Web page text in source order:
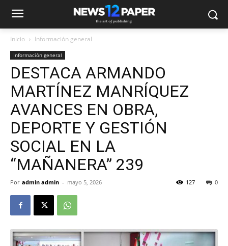
Inicio Información general
Información general
DESTACA ARMANDO
MARTÍNEZ MANRÍQUEZ
AVANCES EN OBRA,
DEPORTE Y GESTIÓN
SOCIAL EN LA
“MAÑANERA” 239
Por admin admin - mayo 5, 2026 0
127